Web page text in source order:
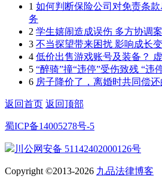
1 如何判断保险公司对免责条
务
2 学生嬉闹造成误伤 多方协调
3 不当探望带来困扰 影响成长
4 低价出售游戏账号及装备？
5 “醉骑”撞“违停”受伤致残 “违
6 房子降价了，离婚时共同偿还
返回首页 返回顶部
蜀ICP备14005278号-5
川公网安备 51142402000126号
Copyright ©2013-2026 九品法律博客